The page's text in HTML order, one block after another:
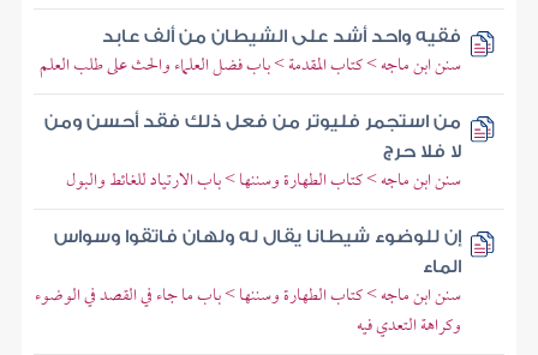
فقيه واحد أشد على الشيطان من ألف عابد
سنن ابن ماجه > كتاب المقدمة > باب فضل العلماء والحث على طلب العلم
من استجمر فليوتر من فعل ذلك فقد أحسن ومن
لا فلا حرج
سنن ابن ماجه > كتاب الطهارة وسننها > باب الارتياد للغائط والبول
إن للوضوء شيطانا يقال له ولهان فاتقوا وسواس
الماء
سنن ابن ماجه > كتاب الطهارة وسننها > باب ما جاء في القصد في الوضوء
وكراهة التعدي فيه